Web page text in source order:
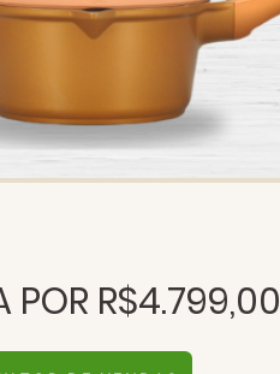
POR R$4.799,00